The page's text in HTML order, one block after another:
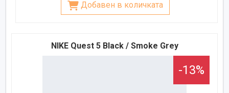
Добавен в количката
NIKE Quest 5 Black / Smoke Grey
-13%